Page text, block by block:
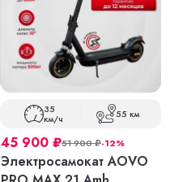
35
км/ч 55 км
45 900 ₽51 900₽-12%
Электросамокат AOVO